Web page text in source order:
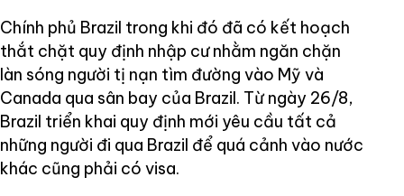
Chính phủ Brazil trong khi đó đã có kết hoạch
thắt chặt quy định nhập cư nhằm ngăn chặn
làn sóng người tị nạn tìm đường vào Mỹ và
Canada qua sân bay của Brazil. Từ ngày 26/8,
Brazil triển khai quy định mới yêu cầu tất cả
những người đi qua Brazil để quá cảnh vào nước
khác cũng phải có visa.